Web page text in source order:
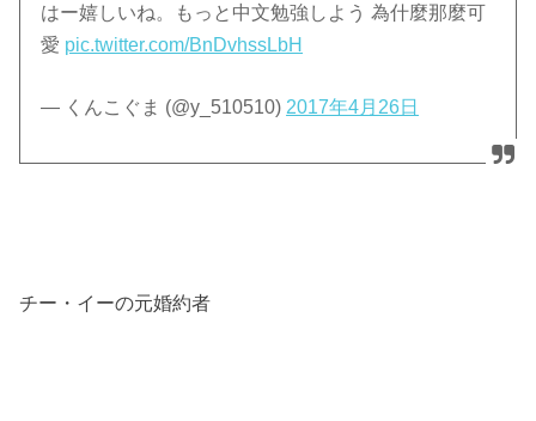
はー嬉しいね。もっと中文勉強しよう 為什麼那麼可
愛 pic.twitter.com/BnDvhssLbH
— くんこぐま (@y_510510) 2017年4月26日
チー・イーの元婚約者